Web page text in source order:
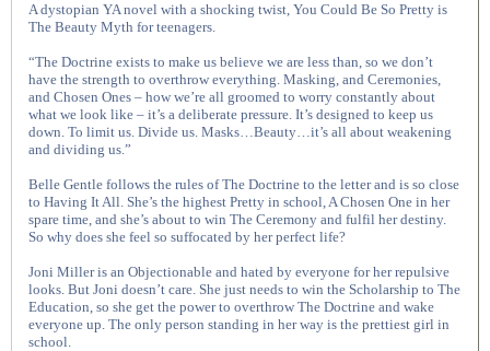
A dystopian YA novel with a shocking twist, You Could Be So Pretty is
The Beauty Myth for teenagers.
“The Doctrine exists to make us believe we are less than, so we don’t
have the strength to overthrow everything. Masking, and Ceremonies,
and Chosen Ones – how we’re all groomed to worry constantly about
what we look like – it’s a deliberate pressure. It’s designed to keep us
down. To limit us. Divide us. Masks…Beauty…it’s all about weakening
and dividing us.”
Belle Gentle follows the rules of The Doctrine to the letter and is so close
to Having It All. She’s the highest Pretty in school, A Chosen One in her
spare time, and she’s about to win The Ceremony and fulfil her destiny.
So why does she feel so suffocated by her perfect life?
Joni Miller is an Objectionable and hated by everyone for her repulsive
looks. But Joni doesn’t care. She just needs to win the Scholarship to The
Education, so she get the power to overthrow The Doctrine and wake
everyone up. The only person standing in her way is the prettiest girl in
school.